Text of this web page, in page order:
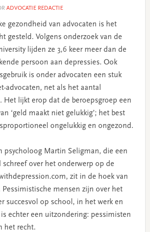
ADVOCATIE REDACTIE
gezondheid van advocaten is het
gesteld. Volgens onderzoek van de
lijden ze 3,6 keer meer dan de
persoon aan depressies. Ook
is onder advocaten een stuk
advocaten, net als het aantal
Het lijkt erop dat de beroepsgroep een
‘geld maakt niet gelukkig’; het best
ongelukkig en ongezond.
psycholoog Martin Seligman, die een
schreef over het onderwerp op de
zit in de hoek van
Pessimistische mensen zijn over het
succesvol op school, in het werk en
echter een uitzondering: pessimisten
het recht.